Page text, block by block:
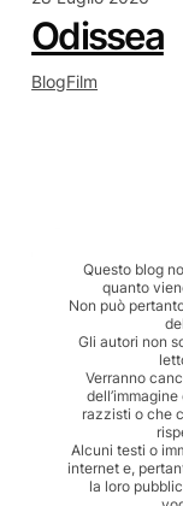
Odissea
BlogFilm
Questo blog
quanto
Non può
Gli autori non
Verranno
razzisti o che
Alcuni testi o
internet e,
la loro